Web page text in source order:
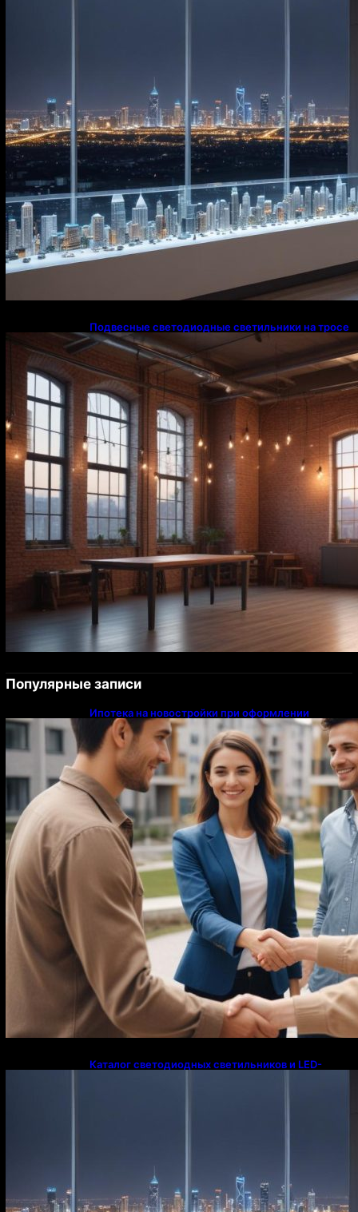
Подвесные светодиодные светильники на тросе
Популярные записи
Ипотека на новостройки при оформлении
напрямую у застройщика
Каталог светодиодных светильников и LED-